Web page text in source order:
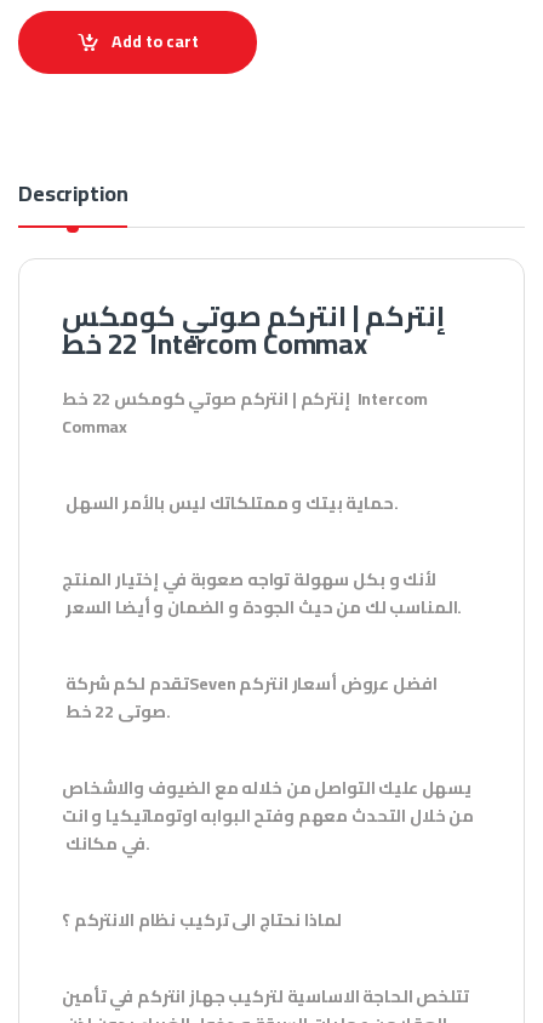
Add to cart
Description
إنتركم | انتركم صوتي كومكس
22 خط Intercom Commax
إنتركم | انتركم صوتي كومكس 22 خط Intercom
Commax
حماية بيتك و ممتلكاتك ليس بالأمر السهل.
لأنك و بكل سهولة تواجه صعوبة في إختيار المنتج
المناسب لك من حيث الجودة و الضمان و أيضا السعر.
تقدم لكم شركةSevenافضل عروض أسعار انتركم
صوتى 22 خط.
يسهل عليك التواصل من خلاله مع الضيوف والاشخاص
من خلال التحدث معهم وفتح البوابه اوتوماتيكيا و انت
في مكانك.
لماذا نحتاج الى تركيب نظامالانتركم؟
تتلخص الحاجة الاساسية لتركيب جهازانتركمفي تأمين